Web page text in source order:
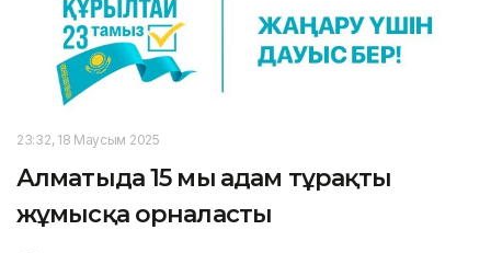
23:32, 18 Маусым 2025
Алматыда 15 мың адам тұрақты
жұмысқа орналасты